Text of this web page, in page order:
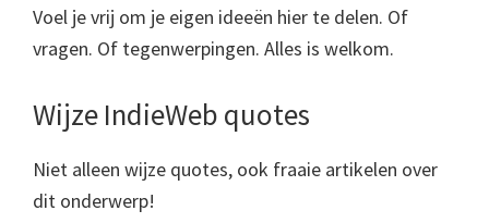
Voel je vrij om je eigen ideeën hier te delen. Of
vragen. Of tegenwerpingen. Alles is welkom.
Wijze IndieWeb quotes
Niet alleen wijze quotes, ook fraaie artikelen over
dit onderwerp!